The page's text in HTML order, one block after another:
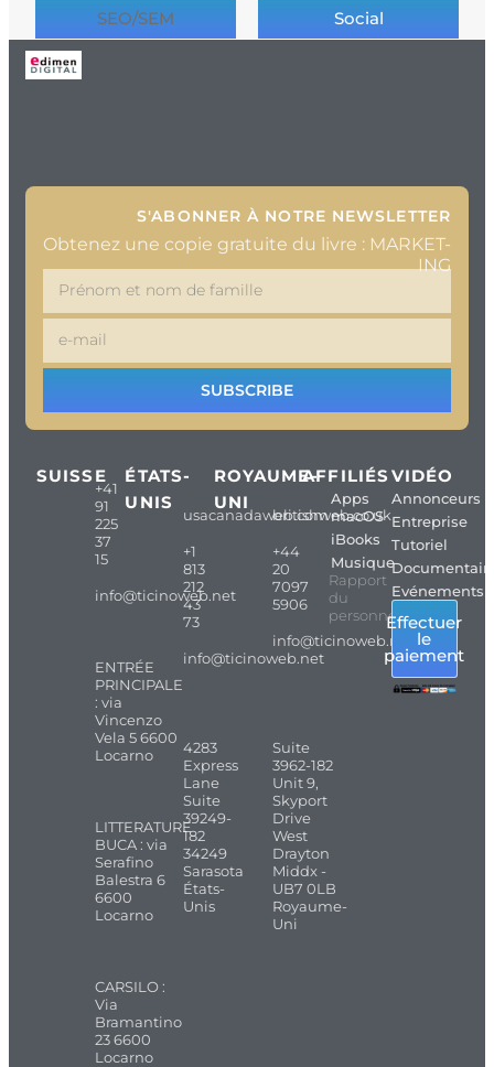
SEO/SEM Social
S'ABONNER À NOTRE NEWSLETTER
Obtenez une copie gratuite du livre : MARKET-
ING
SUBSCRIBE
SUISSE
+41
91
225
37
15
info@ticinoweb.net
ENTRÉE
PRINCIPALE
: via
Vincenzo
Vela 5 6600
Locarno
LITTERATURE
BUCA : via
Serafino
Balestra 6
6600
Locarno
CARSILO :
Via
Bramantino
23 6600
Locarno
ÉTATS-
UNIS
usacanadaweb.com
+1
813
212
43
73
info@ticinoweb.net
4283
Express
Lane
Suite
39249-
182
34249
Sarasota
États-
Unis
ROYAUME-
UNI
britishweb.co.uk
+44
20
7097
5906
info@ticinoweb.net
Suite
3962-182
Unit 9,
Skyport
Drive
West
Drayton
Middx -
UB7 0LB
Royaume-
Uni
AFFILIÉS
Apps
macOS
iBooks
Musique
Rapport
du
personnel
VIDÉO
Annonceurs
Entreprise
Tutoriel
Evénements
Effectuer
le
paiement